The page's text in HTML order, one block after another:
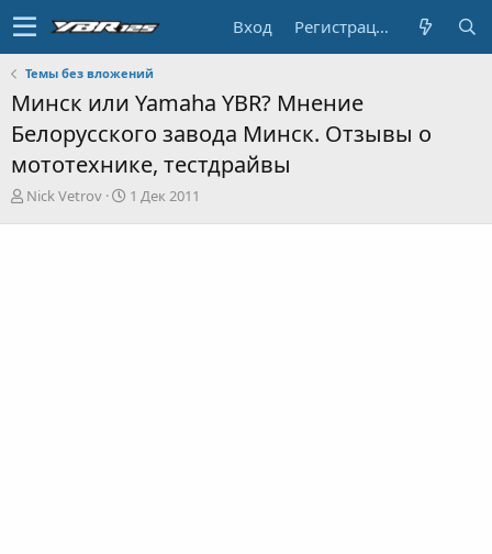
Вход Регистрация
Темы без вложений
Минск или Yamaha YBR? Мнение
Белорусского завода Минск. Отзывы о
мототехнике, тестдрайвы
А
Nick Vetrov
Д1 Дек 2011